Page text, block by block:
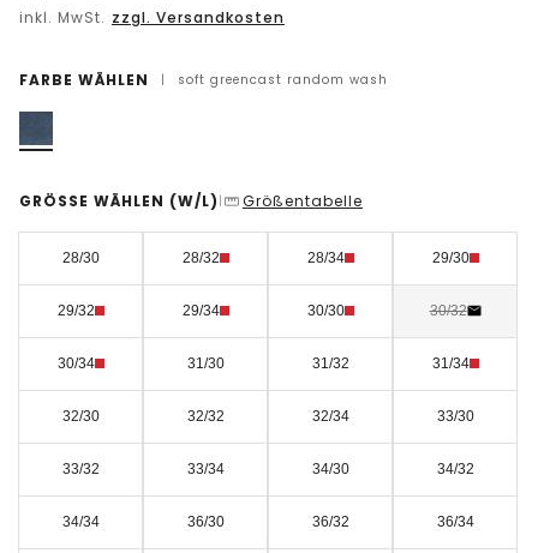
inkl. MwSt. zzgl. Versandkosten
FARBE WÄHLEN | soft greencast random wash
GRÖSSE WÄHLEN (W/L) | Größentabelle
28/30 28/32 28/34 29/30
29/32 29/34 30/30 30/32
30/34 31/30 31/32 31/34
32/30 32/32 32/34 33/30
33/32 33/34 34/30 34/32
34/34 36/30 36/32 36/34